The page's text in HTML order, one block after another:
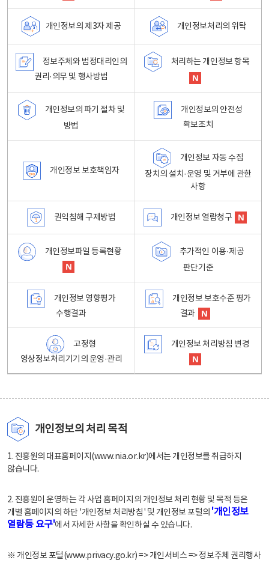
개인정보의 제3자 제공 개인정보처리의 위탁
정보주체와 법정대리인의
권리·의무 및 행사방법
처리하는 개인정보 항목
개인정보의 파기 절차 및
방법
개인정보의 안전성
확보조치
개인정보 보호책임자
개인정보 자동 수집
장치의 설치·운영 및 거부에 관한
사항
권익침해 구제방법 개인정보 열람청구
개인정보파일 등록현황
추가적인 이용·제공
판단기준
개인정보 영향평가
수행결과
개인정보 보호수준 평가
결과
고정형
영상정보처리기기의 운영·관리
개인정보 처리방침 변경
개인정보의 처리 목적
1. 진흥원의 대표홈페이지(www.nia.or.kr)에서는 개인정보를 취급하지
않습니다.
2. 진흥원이 운영하는 각 사업 홈페이지의 개인정보 처리 현황 및 목적 등은
개별 홈페이지의 하단 '개인정보 처리방침' 및 개인정보 포털의 '개인정보
열람등 요구'에서 자세한 사항을 확인하실 수 있습니다.
※ 개인정보 포털(www.privacy.go.kr) => 개인서비스 => 정보주체 권리행사